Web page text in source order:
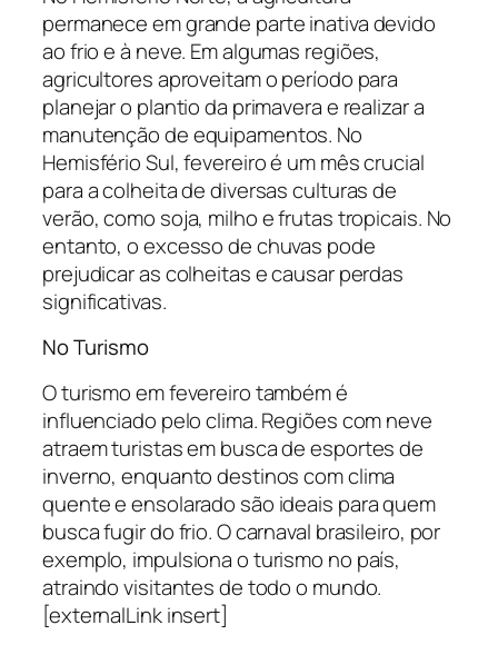
permanece em grande parte inativa devido
ao frio e à neve. Em algumas regiões,
agricultores aproveitam o período para
planejar o plantio da primavera e realizar a
manutenção de equipamentos. No
Hemisfério Sul, fevereiro é um mês crucial
para a colheita de diversas culturas de
verão, como soja, milho e frutas tropicais. No
entanto, o excesso de chuvas pode
prejudicar as colheitas e causar perdas
significativas.
No Turismo
O turismo em fevereiro também é
influenciado pelo clima. Regiões com neve
atraem turistas em busca de esportes de
inverno, enquanto destinos com clima
quente e ensolarado são ideais para quem
busca fugir do frio. O carnaval brasileiro, por
exemplo, impulsiona o turismo no país,
atraindo visitantes de todo o mundo.
[externalLink insert]